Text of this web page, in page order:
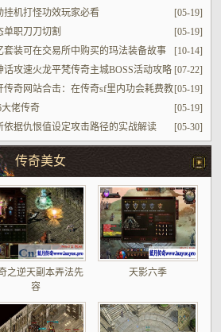
[05-19]
挂机打怪功效玩家必看
[05-19]
单职刀刀切割
[10-14]
套装可在交易所中购买的玛法装备故事
[07-22]
话攻速火龙平梵传奇主城BOSS活动攻略
[05-19]
传奇网站合击：在传奇sf里内功会耗费教
[05-19]
大佬传奇
[05-30]
依据仇恨值设定攻击路径的实战解读
传奇美女
之逆天副本弄法先
容
天影六季